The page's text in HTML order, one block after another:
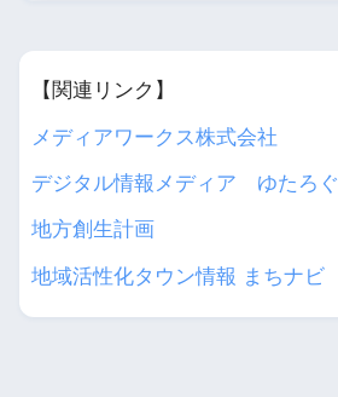
【関連リンク】
メディアワークス株式会社
デジタル情報メディア ゆたろぐ
地方創生計画
地域活性化タウン情報 まちナビ